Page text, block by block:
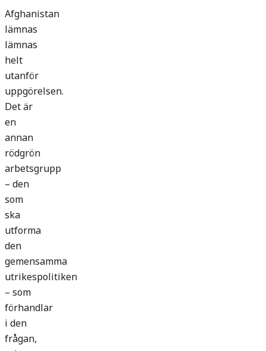
Afghanistan
lämnas
lämnas
helt
utanför
uppgörelsen.
Det är
en
annan
rödgrön
arbetsgrupp
– den
som
ska
utforma
den
gemensamma
utrikespolitiken
– som
förhandlar
i den
frågan,